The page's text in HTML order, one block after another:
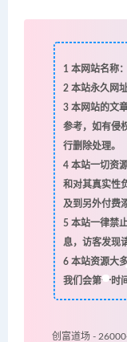
1 本网站名称：
2本站永久网址
3本网站的文
参考，如有侵
行删除处理。
4本站一切资
和对其真实性
及到另外付费
5本站一律禁
息，访客发现
6本站资源大
我们会第一时
创富道场 -